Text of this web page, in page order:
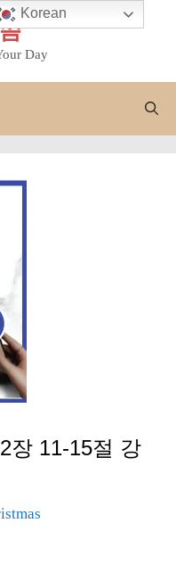
Day
장 11-15절 강
Korean